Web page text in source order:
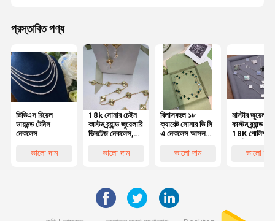
প্রস্তাবিত পণ্য
ভিভিএস রিয়েল
ডায়মন্ড টেনিস
নেকলেস
ভালো দাম
18k সোনার চেইন
কাস্টম ব্র্যান্ড জুয়েলারি
ভিনটেজ নেকলেস,
মহিলাদের জন্য
ভালো দাম
বিলাসবহুল ১৮
ক্যারেট সোনার ভি সি
এ নেকলেস আসল
সহ, অনন্য কারুকার্য
ভালো দাম
মাস্টার জুয়েলারী
কাস্টম ব্র্যান্ড
18K পোলিশ
প্রাকৃতিক রত্ন
ভালো দাম